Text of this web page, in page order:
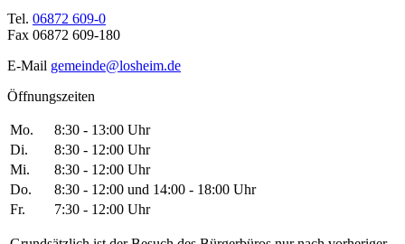
Tel. 06872 609-0
Fax 06872 609-180
E-Mail gemeinde@losheim.de
Öffnungszeiten
Mo.
8:30 - 13:00 Uhr
Di.
8:30 - 12:00 Uhr
Mi.
8:30 - 12:00 Uhr
Do.
8:30 - 12:00 und 14:00 - 18:00 Uhr
Fr.
7:30 - 12:00 Uhr